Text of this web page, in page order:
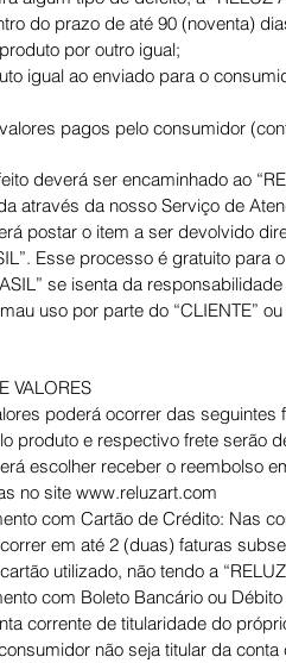
do prazo de até 90 (noventa)
por outro igual;
igual ao enviado para o
pagos pelo consumidor
deverá ser encaminhado ao
através da nosso Serviço de
postar o item a ser devolvido
Esse processo é gratuito para
se isenta da
uso por parte do “CLIENTE”
VALORES
poderá ocorrer das seguintes
produto e respectivo frete serão
escolher receber o reembolso
no site www.reluzart.com
com Cartão de Crédito: Nas
em até 2 (duas) faturas
utilizado, não tendo a
com Boleto Bancário ou
corrente de titularidade do
não seja titular da